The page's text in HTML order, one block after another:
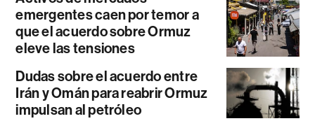
emergentes caen por temor a
que el acuerdo sobre Ormuz
eleve las tensiones
Dudas sobre el acuerdo entre
Irán y Omán para reabrir Ormuz
impulsan al petróleo